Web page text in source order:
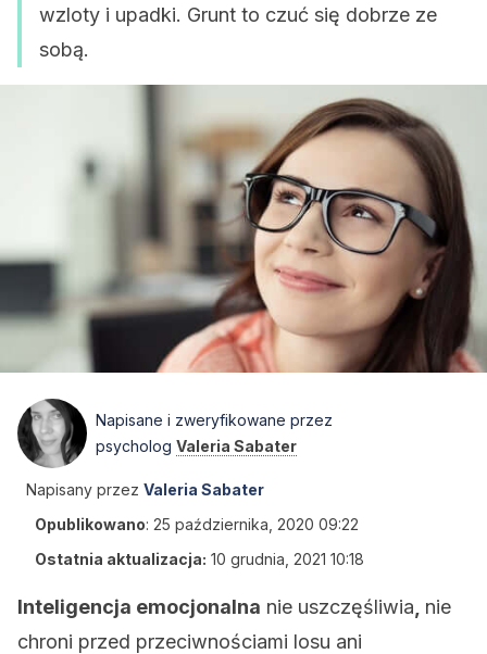
wzloty i upadki. Grunt to czuć się dobrze ze
sobą.
Napisane i zweryfikowane przez
psycholog Valeria Sabater
Napisany przez Valeria Sabater
Opublikowano: 25 października, 2020 09:22
Ostatnia aktualizacja: 10 grudnia, 2021 10:18
Inteligencja emocjonalna nie uszczęśliwia nie
chroni przed przeciwnościami losu ani